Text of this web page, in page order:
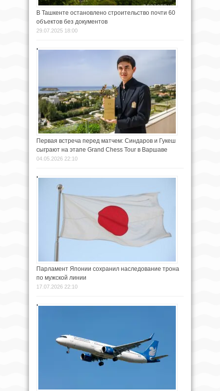
В Ташкенте остановлено строительство почти 60
объектов без документов
29.07.2025 18:00
Первая встреча перед матчем: Синдаров и Гукеш
сыграют на этапе Grand Chess Tour в Варшаве
04.05.2026 22:10
Парламент Японии сохранил наследование трона
по мужской линии
17.07.2026 22:10